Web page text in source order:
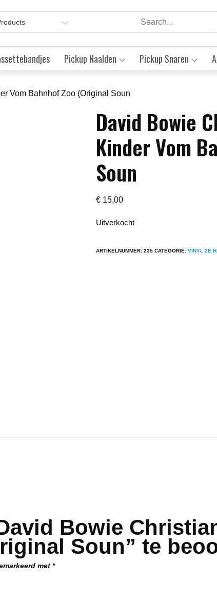
Pickup Naalden Pickup Snaren
Vom Bahnhof Zoo (Original Soun
David Bowie
Kinder Vom
Soun
€ 15,00
Uitverkocht
ARTIKELNUMMER:235 CATEGORIE:VINYL 2E
Bowie
Soun” te
met *